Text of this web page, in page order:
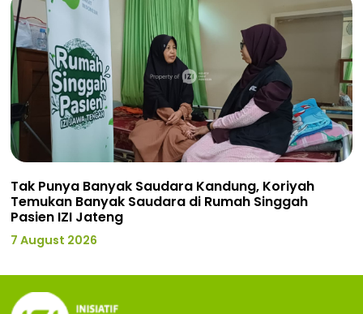
Tak Punya Banyak Saudara Kandung, Koriyah
Temukan Banyak Saudara di Rumah Singgah
Pasien IZI Jateng
7 August 2026